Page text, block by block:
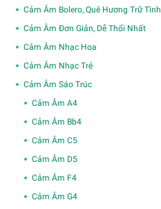
Cảm Âm Bolero, Quê Hương Trữ Tình
Cảm Âm Đơn Giản, Dễ Thổi Nhất
Cảm Âm Nhạc Hoa
Cảm Âm Nhạc Trẻ
Cảm Âm Sáo Trúc
Cảm Âm A4
Cảm Âm Bb4
Cảm Âm C5
Cảm Âm D5
Cảm Âm F4
Cảm Âm G4